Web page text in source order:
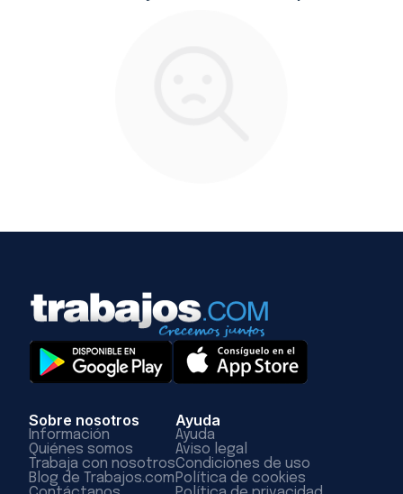
Sobre nosotros
Información
Quiénes somos
Trabaja con nosotros
Blog de Trabajos.com
Ayuda
Ayuda
Aviso legal
Condiciones de uso
Política de cookies